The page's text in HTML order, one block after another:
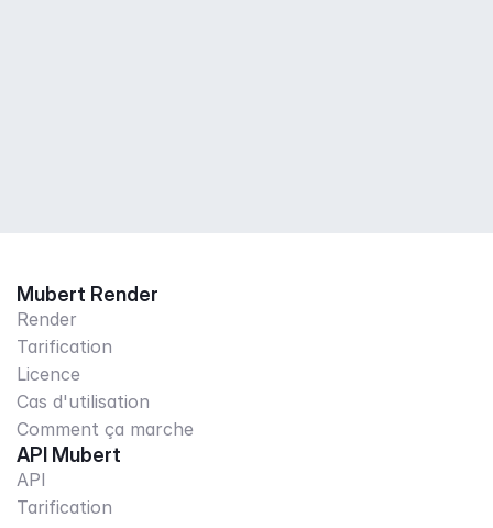
Mubert Render
Render
Tarification
Licence
Cas d'utilisation
Comment ça marche
API Mubert
API
Tarification